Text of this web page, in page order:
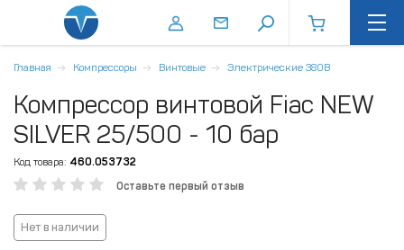
Главная Компрессоры Винтовые Электрические 380В
Компрессор винтовой Fiac NEW
SILVER 25/500 - 10 бар
Код товара: 460.053732
Оставьте первый отзыв
Нет в наличии